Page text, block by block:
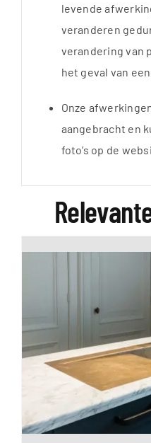
levende
veranderen
verandering van
het geval van
Onze
aangebracht en
foto’s op de